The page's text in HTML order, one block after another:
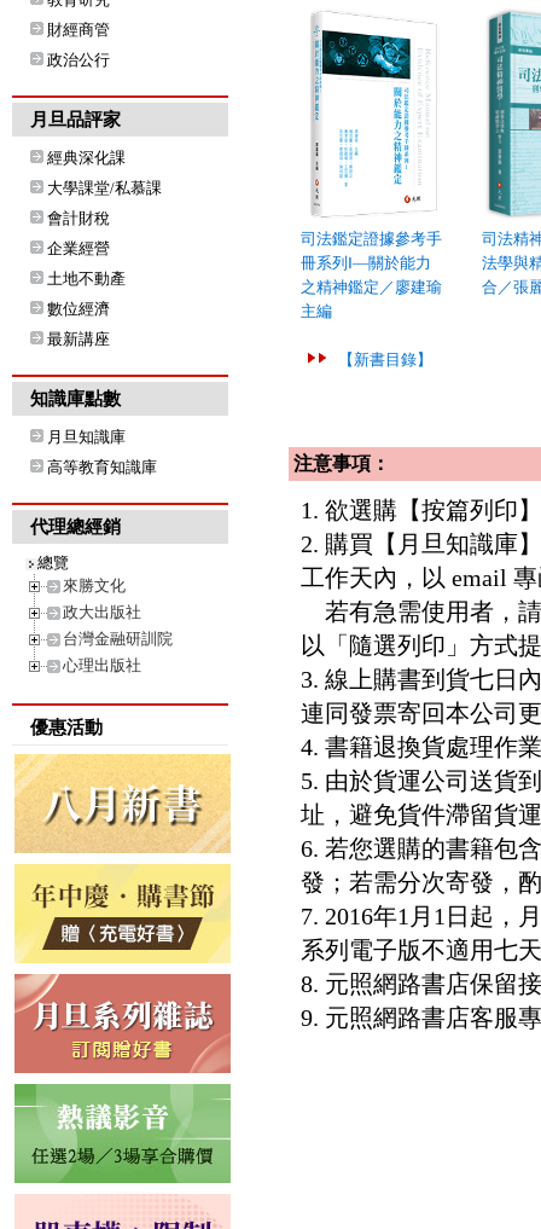
財經商管
政治公行
月旦品評家
經典深化課
大學課堂/私慕課
會計財稅
企業經營
土地不動產
數位經濟
最新講座
知識庫點數
月旦知識庫
高等教育知識庫
代理總經銷
總覽
來勝文化
政大出版社
台灣金融研訓院
心理出版社
優惠活動
司法鑑定證據參考手
冊系列Ⅰ—關於能力
之精神鑑定／廖建瑜
主編
司法精
法學與
合／張
【新書目錄】
注意事項：
1. 欲選購【按篇列印
2. 購買【月旦知識庫
工作天內，以 email
若有急需使用者，請
以「隨選列印」方式
3. 線上購書到貨七日
連同發票寄回本公司
4. 書籍退換貨處理作
5. 由於貨運公司送貨
址，避免貨件滯留貨
6. 若您選購的書籍包
發；若需分次寄發，
7. 2016年1月1日起，
系列電子版不適用七
8. 元照網路書店保留
9. 元照網路書店客服